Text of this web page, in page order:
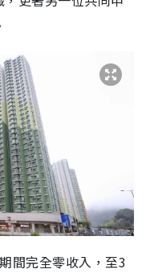
間完全零收入，至3